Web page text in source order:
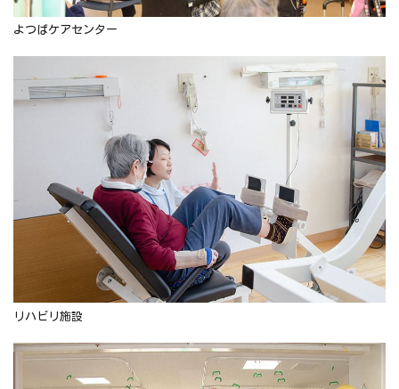
よつばケアセンター
リハビリ施設